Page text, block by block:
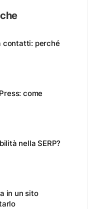
contatti: perché
come
nella SERP?
in un sito